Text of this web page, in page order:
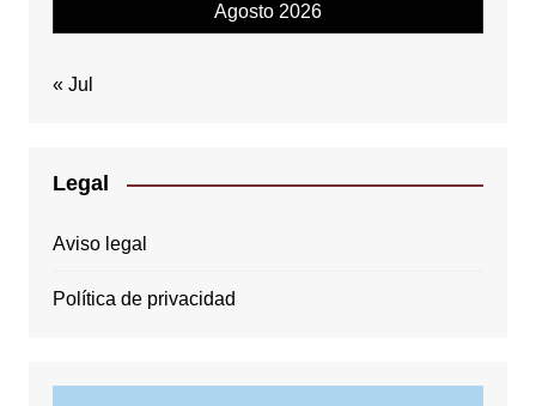
Agosto 2026
« Jul
Legal
Aviso legal
Política de privacidad